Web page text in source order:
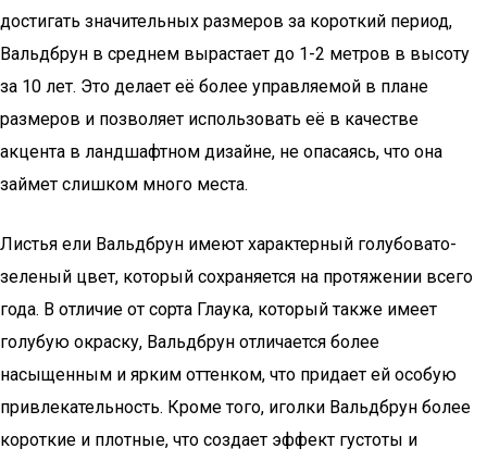
достигать значительных размеров за короткий период,
Вальдбрун в среднем вырастает до 1-2 метров в высоту
за 10 лет. Это делает её более управляемой в плане
размеров и позволяет использовать её в качестве
акцента в ландшафтном дизайне, не опасаясь, что она
займет слишком много места.
Листья ели Вальдбрун имеют характерный голубовато-
зеленый цвет, который сохраняется на протяжении всего
года. В отличие от сорта Глаука, который также имеет
голубую окраску, Вальдбрун отличается более
насыщенным и ярким оттенком, что придает ей особую
привлекательность. Кроме того, иголки Вальдбрун более
короткие и плотные, что создает эффект густоты и